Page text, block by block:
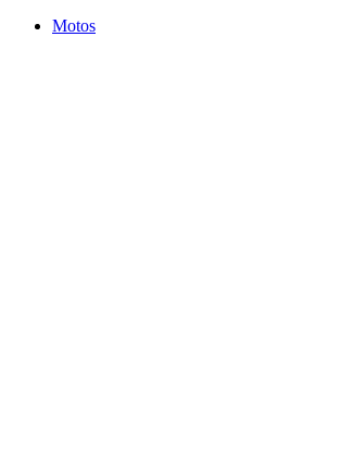
Motos